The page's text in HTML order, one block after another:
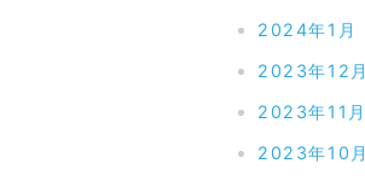
2024年1月
2023年12月
2023年11月
2023年10月